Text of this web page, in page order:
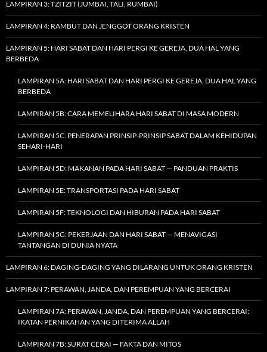
LAMPIRAN 3: TZITZIT (JUMBAI, TALI, RUMBAI)
LAMPIRAN 4: RAMBUT DAN JENGGOT ORANG KRISTEN
LAMPIRAN 5: HARI SABAT DAN HARI PERGI KE GEREJA, DUA HAL YANG
BERBEDA
LAMPIRAN 5A: HARI SABAT DAN HARI PERGI KE GEREJA, DUA HAL YANG
BERBEDA
LAMPIRAN 5B: CARA MEMELIHARA HARI SABAT DI MASA MODERN
LAMPIRAN 5C: PENERAPAN PRINSIP-PRINSIP SABAT DALAM KEHIDUPAN
SEHARI-HARI
LAMPIRAN 5D: MAKANAN PADA HARI SABAT — PANDUAN PRAKTIS
LAMPIRAN 5E: TRANSPORTASI PADA HARI SABAT
LAMPIRAN 5F: TEKNOLOGI DAN HIBURAN PADA HARI SABAT
LAMPIRAN 5G: PEKERJAAN DAN HARI SABAT — MENAVIGASI
TANTANGAN DI DUNIA NYATA
LAMPIRAN 6: DAGING-DAGING YANG DILARANG UNTUK ORANG KRISTEN
LAMPIRAN 7: PERAWAN, JANDA, DAN PEREMPUAN YANG BERCERAI
LAMPIRAN 7A: PERAWAN, JANDA, DAN PEREMPUAN YANG BERCERAI:
IKATAN PERNIKAHAN YANG DITERIMA ALLAH
LAMPIRAN 7B: SURAT CERAI — FAKTA DAN MITOS